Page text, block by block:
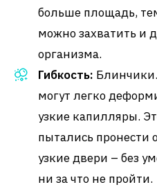
больше площадь,
можно захватить и
организма.
Гибкость:
могут легко
узкие капилляры.
пытались пронести
узкие двери – без
ни за что не пройти.